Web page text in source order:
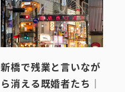
新橋で残業と言いなが
ら消える既婚者たち｜